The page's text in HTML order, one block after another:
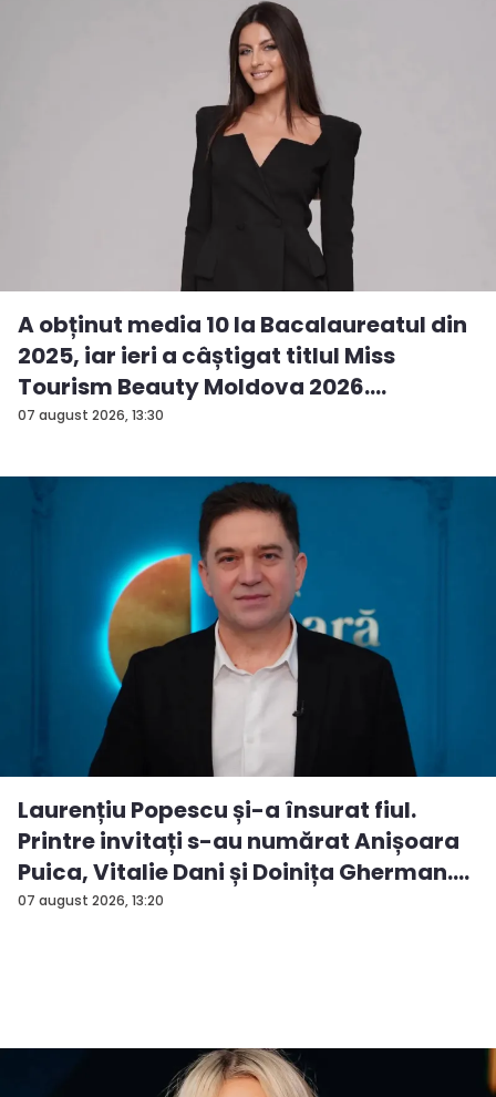
07 august 2026, 13:30
A obținut media 10 la Bacalaureatul din
2025, iar ieri a câștigat titlul Miss
Tourism Beauty Moldova 2026.
Andreea...
07 august 2026, 13:20
Laurențiu Popescu și-a însurat fiul.
Printre invitați s-au numărat Anișoara
Puica, Vitalie Dani și Doinița Gherman.
P...